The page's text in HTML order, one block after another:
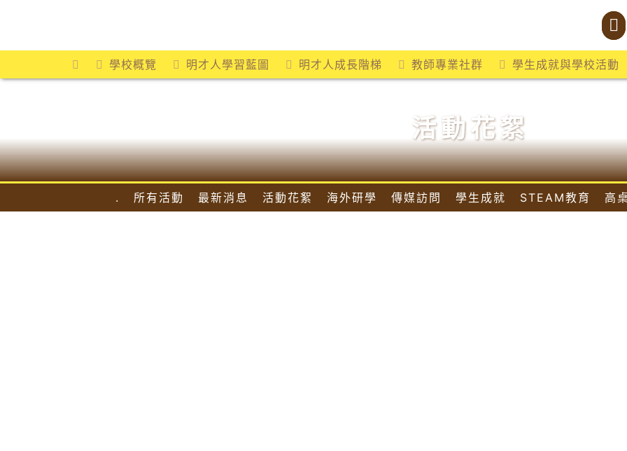
content
學校概覽 明才人學習藍圖 明才人成長階梯 教師專業社群 學生成就與學校活動
活動花絮
. 所有活動 最新消息 活動花絮 海外研學 傳媒訪問 學生成就 STEAM教育 高